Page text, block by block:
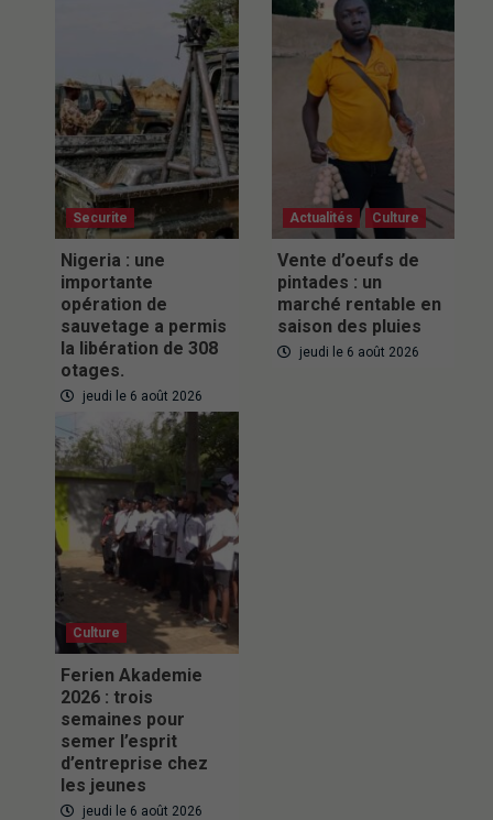
Securite
Nigeria : une
importante
opération de
sauvetage a permis
la libération de 308
otages.
jeudi le 6 août 2026
Actualités Culture
Vente d’oeufs de
pintades : un
marché rentable en
saison des pluies
jeudi le 6 août 2026
Culture
Ferien Akademie
2026 : trois
semaines pour
semer l’esprit
d’entreprise chez
les jeunes
jeudi le 6 août 2026